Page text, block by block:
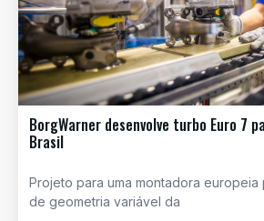
BorgWarner desenvolve turbo Euro 7
Brasil
Projeto para uma montadora
de geometria variável da